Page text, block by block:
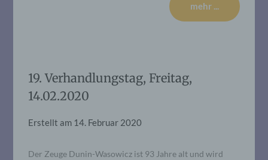
mehr ...
19. Verhandlungstag, Freitag,
14.02.2020
Erstellt am 14. Februar 2020
Der Zeuge Dunin-Wasowicz ist 93 Jahre alt und wird